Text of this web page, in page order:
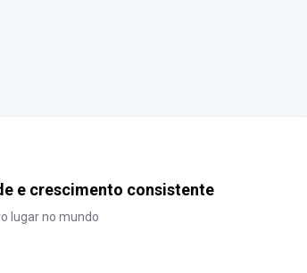
e crescimento consistente
lugar no mundo